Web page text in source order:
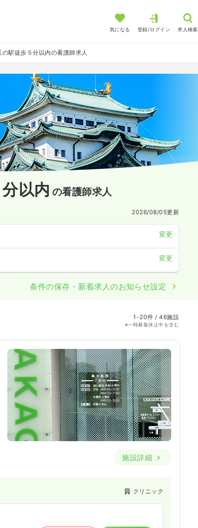
気になる 登録/ログイン 求人検索
の駅徒歩５分以内の看護師求人
以内 の看護師求人
2026/08/05更新
変更
変更
条件の保存・新着求人のお知らせ設定
1-20件 / 46施設
※一時募集休止中を含む
施設詳細
クリニック